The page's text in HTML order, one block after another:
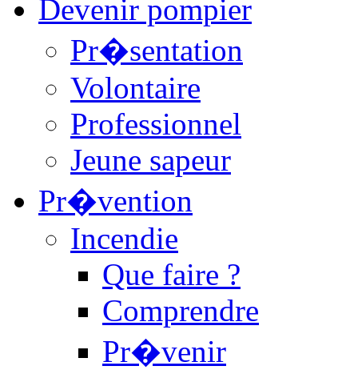
Devenir pompier
Pr�sentation
Volontaire
Professionnel
Jeune sapeur
Pr�vention
Incendie
Que faire ?
Comprendre
Pr�venir